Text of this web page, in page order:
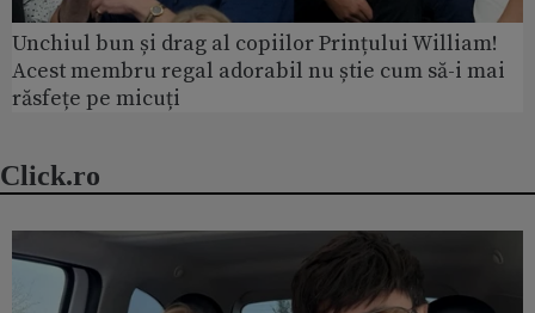
Unchiul bun și drag al copiilor Prințului William!
Acest membru regal adorabil nu știe cum să-i mai
răsfețe pe micuți
Click.ro